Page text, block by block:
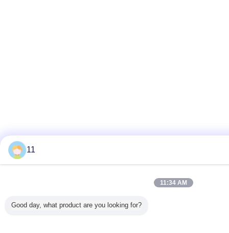
11
11:34 AM
Good day, what product are you looking for?